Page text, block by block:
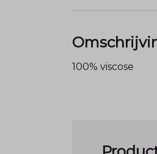
100% viscose